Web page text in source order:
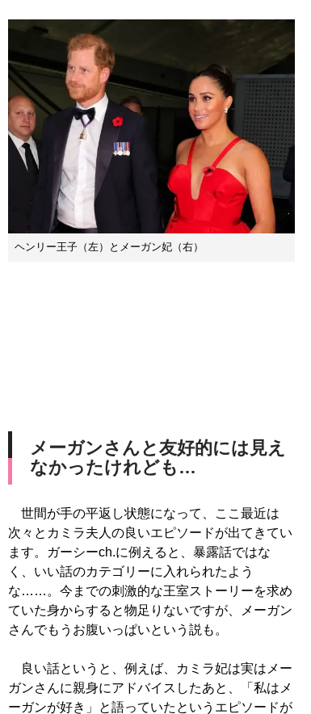
ヘンリー王子（左）とメーガン妃（右）
メーガンさんと友好的には見え
なかったけれども…
世間が手の平返し状態になって、ここ最近は
次々とカミラ夫人の良いエピソードが出てきてい
ます。ガーシーch.に例えると、暴露話ではな
く、いい話のカテゴリーに入れられたよう
な……。今までの刺激的な王室ストーリーを求め
ていた身からすると物足りないですが、メーガン
さんでもうお腹いっぱいという説も。
良い話というと、例えば、カミラ妃は実はメー
ガンさんに親身にアドバイスしたあと、「私はメ
ーガンが好き」と語っていたというエピソードが